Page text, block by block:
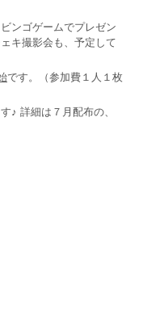
ンゴゲームでプレゼン
キ撮影会も、予定して
です。（参加費１人１枚
♪ 詳細は７月配布の、